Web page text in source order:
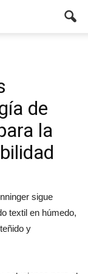
de
la
sigue
textil en húmedo,
y